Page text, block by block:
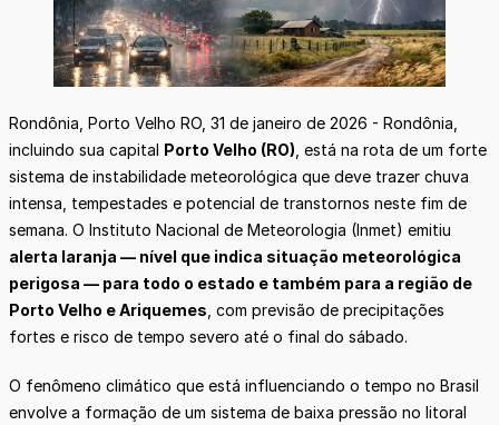
Rondônia, Porto Velho RO, 31 de janeiro de 2026 - Rondônia,
incluindo sua capital Porto Velho (RO), está na rota de um forte
sistema de instabilidade meteorológica que deve trazer chuva
intensa, tempestades e potencial de transtornos neste fim de
semana. O Instituto Nacional de Meteorologia (Inmet) emitiu
alerta laranja — nível que indica situação meteorológica
perigosa — para todo o estado e também para a região de
Porto Velho e Ariquemes, com previsão de precipitações
fortes e risco de tempo severo até o final do sábado.
O fenômeno climático que está influenciando o tempo no Brasil
envolve a formação de um sistema de baixa pressão no litoral